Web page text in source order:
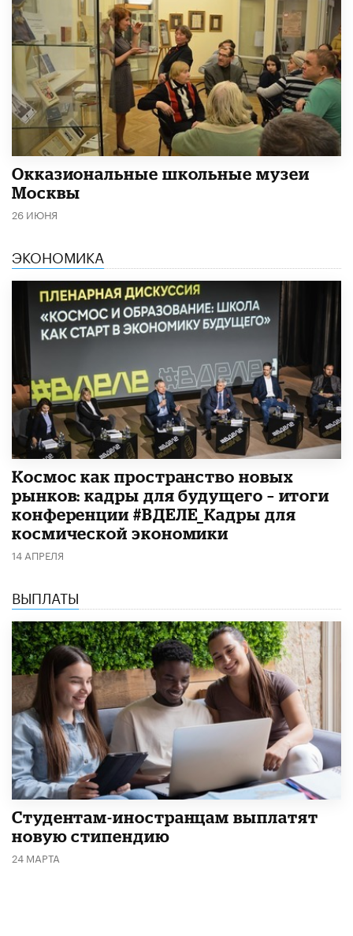
​Окказиональные школьные музеи
Москвы
26 ИЮНЯ
ЭКОНОМИКА
Космос как пространство новых
рынков: кадры для будущего – итоги
конференции #ВДЕЛЕ_Кадры для
космической экономики
14 АПРЕЛЯ
ВЫПЛАТЫ
Студентам-иностранцам выплатят
новую стипендию
24 МАРТА